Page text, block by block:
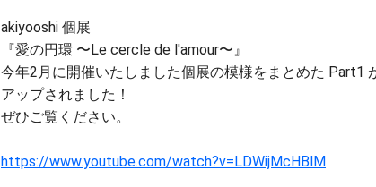
akiyooshi 個展
『愛の円環 〜Le cercle de l'amour〜』
今年2月に開催いたしました個展の模様をまとめた Part1
アップされました！
ぜひご覧ください。
https://www.youtube.com/watch?v=LDWijMcHBlM